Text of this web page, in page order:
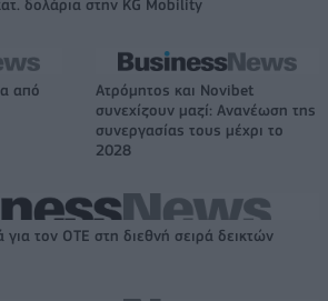
δολάρια στην KG Mobility
από
Ατρόμητος και Novibet
συνεχίζουν μαζί: Ανανέωση της
συνεργασίας τους μέχρι το
2028
για τον ΟΤΕ στη διεθνή σειρά δεικτών